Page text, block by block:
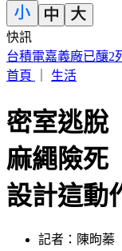
快訊
IU無預警召喚前男
首頁
生活
密室逃脫
麻繩險
設計這動
記者：陳昫蓁